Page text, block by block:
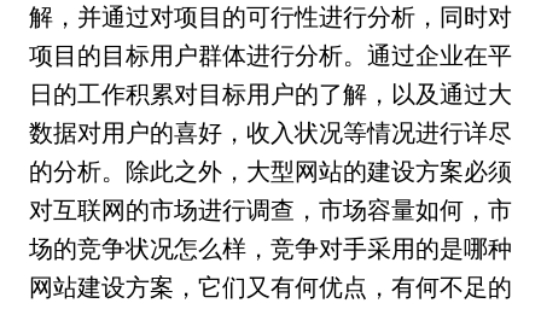
解，并通过对项目的可行性进行分析，同时对
项目的目标用户群体进行分析。通过企业在平
日的工作积累对目标用户的了解，以及通过大
数据对用户的喜好，收入状况等情况进行详尽
的分析。除此之外，大型网站的建设方案必须
对互联网的市场进行调查，市场容量如何，市
场的竞争状况怎么样，竞争对手采用的是哪种
网站建设方案，它们又有何优点，有何不足的